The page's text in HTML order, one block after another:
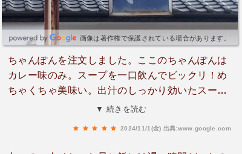
画像は著作権で保護されている場合があります。
ちゃんぽんを注文しました。ここのちゃんぽんは
カレー味のみ。スープを一口飲んでビックリ！め
ちゃくちゃ美味い。出汁のしっかり効いたスープ
カレーといった感じで麺はちゃんぽんにしたら細
んといってもスープが美味いのでゴクゴクいけま
▼ 続きを読む
2024/11/1(金) 出典:www.google.com